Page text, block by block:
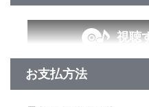
視聴
＜収録曲＞
お支払方法